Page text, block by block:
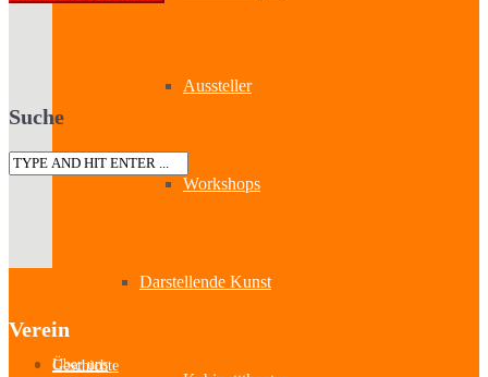
Aussteller
Workshops
Darstellende Kunst
Suche
Verein
Über uns
Geschichte